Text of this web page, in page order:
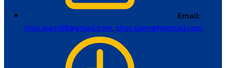
Email:
chor.siam88@gmail.com,chor.siam@hotmail.com